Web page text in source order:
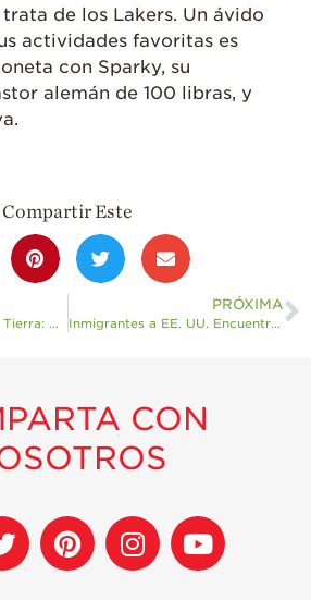
de los Lakers. Un ávido
actividades favoritas es
con Sparky, su
alemán de 100 libras, y
Compartir Este
Un administrador de la Tierra: Hector Gutierrez
PRÓXIMA
Inmigrantes a EE. UU. Encuentran oportunidades en campos de fresas
CON